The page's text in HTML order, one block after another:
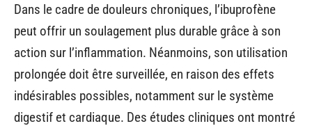
Dans le cadre de douleurs chroniques, l’ibuprofène
peut offrir un soulagement plus durable grâce à son
action sur l’inflammation. Néanmoins, son utilisation
prolongée doit être surveillée, en raison des effets
indésirables possibles, notamment sur le système
digestif et cardiaque. Des études cliniques ont montré